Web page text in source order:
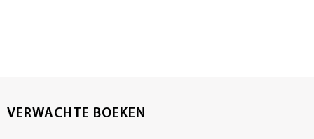
VERWACHTE BOEKEN